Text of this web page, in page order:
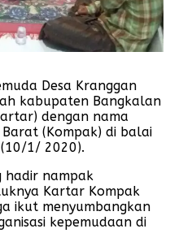
Desa Kranggan
kabupaten Bangkalan
dengan nama
(Kompak) di balai
1/ 2020).
hadir nampak
Kartar Kompak
ikut menyumbangkan
kepemudaan di